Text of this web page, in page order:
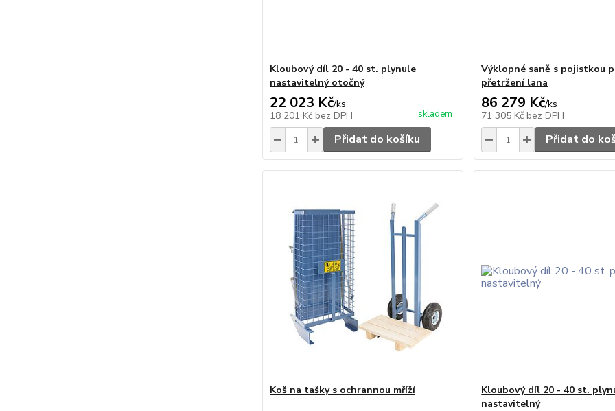
Kloubový díl 20 - 40 st. plynule
nastavitelný otočný
22 023 Kč/ks
18 201 Kč bez DPH skladem
Přidat do košíku
Výklopné saně s pojistkou
přetržení lana
86 279 Kč/ks
71 305 Kč bez DPH
Přidat do
Koš na tašky s ochrannou mříží
Kloubový díl 20 - 40 st.
nastavitelný